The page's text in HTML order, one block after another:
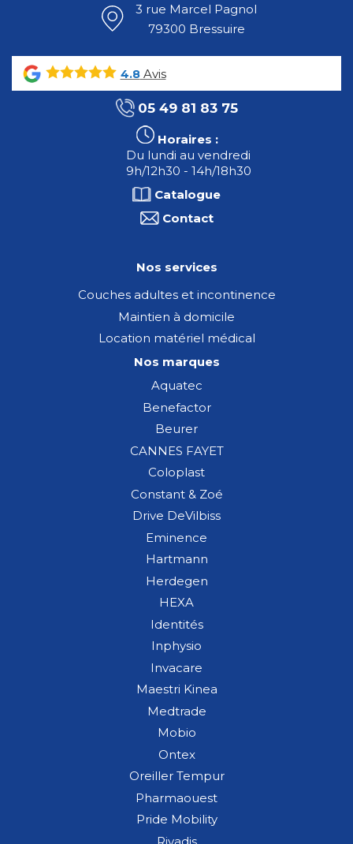
3 rue Marcel Pagnol
79300 Bressuire
4.8Avis
05 49 81 83 75
Horaires :
Du lundi au vendredi
9h/12h30 - 14h/18h30
Catalogue
Contact
Nos services
Couches adultes et incontinence
Maintien à domicile
Location matériel médical
Nos marques
Aquatec
Benefactor
Beurer
CANNES FAYET
Coloplast
Constant & Zoé
Drive DeVilbiss
Eminence
Hartmann
Herdegen
HEXA
Identités
Inphysio
Invacare
Maestri Kinea
Medtrade
Mobio
Ontex
Oreiller Tempur
Pharmaouest
Pride Mobility
Rivadis